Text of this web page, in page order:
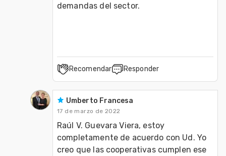
demandas del sector.
Recomendar Responder
Umberto Francesa
17 de marzo de 2022
Raúl V. Guevara Viera, estoy
completamente de acuerdo con Ud. Yo
creo que las cooperativas cumplen ese